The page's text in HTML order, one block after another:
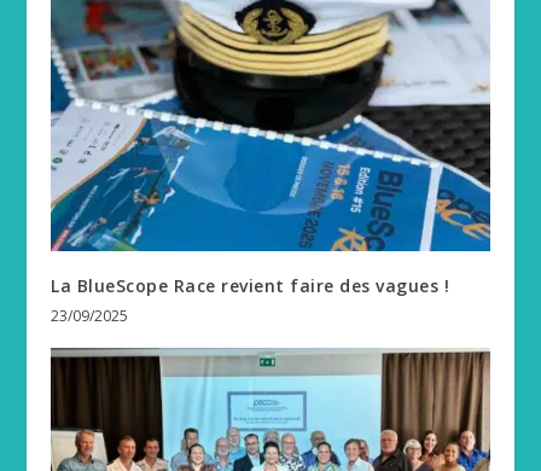
La BlueScope Race revient faire des vagues !
23/09/2025